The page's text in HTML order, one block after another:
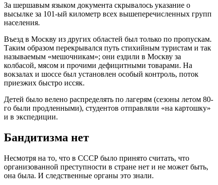
За шершавым языком документа скрывалось указание о
высылке за 101-ый километр всех вышеперечисленных групп
населения.
Въезд в Москву из других областей был только по пропускам.
Таким образом перекрывался путь стихийным туристам и так
называемым «мешочникам»; они ездили в Москву за
колбасой, мясом и прочими дефицитными товарами. На
вокзалах и шоссе был установлен особый контроль, поток
приезжих быстро иссяк.
Детей было велено распределять по лагерям (сезоны летом 80-
го были продленными), студентов отправляли «на картошку»
и в экспедиции.
Бандитизма нет
Несмотря на то, что в СССР было принято считать, что
организованной преступности в стране нет и не может быть,
она была. И следственные органы это знали.